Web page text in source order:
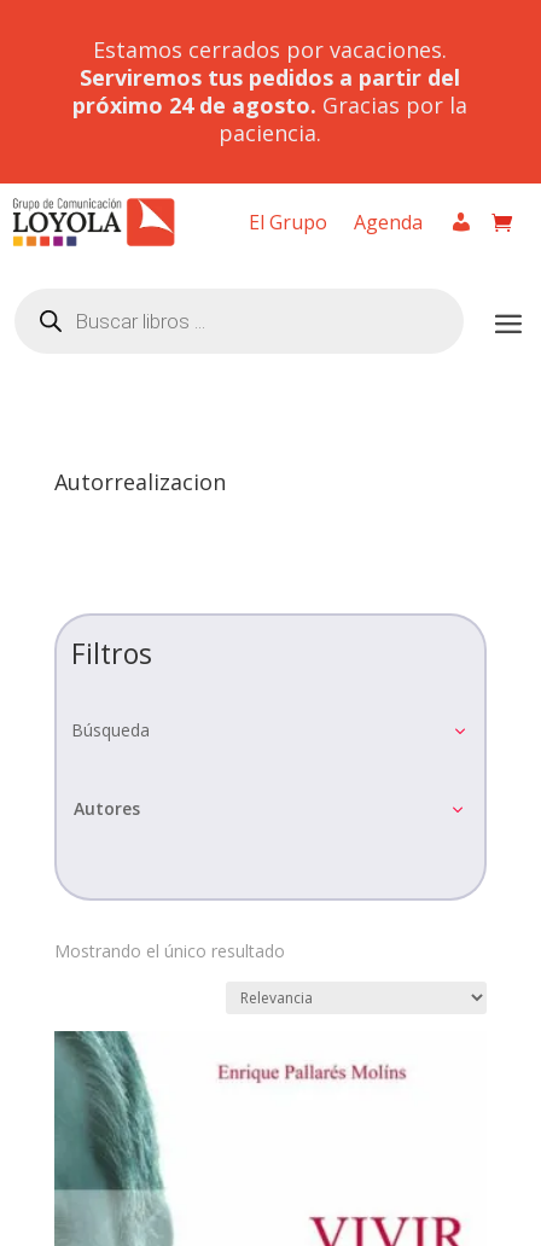
Estamos cerrados por vacaciones.
Serviremos tus pedidos a partir del
próximo 24 de agosto. Gracias por la
paciencia.
El Grupo Agenda
productos
Autorrealizacion
Filtros
Búsqueda
Autores
Mostrando el único resultado